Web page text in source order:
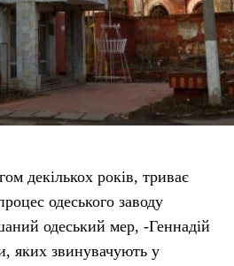
декількох років, триває
одеського заводу
одеський мер, -Геннадій
яких звинувачують у